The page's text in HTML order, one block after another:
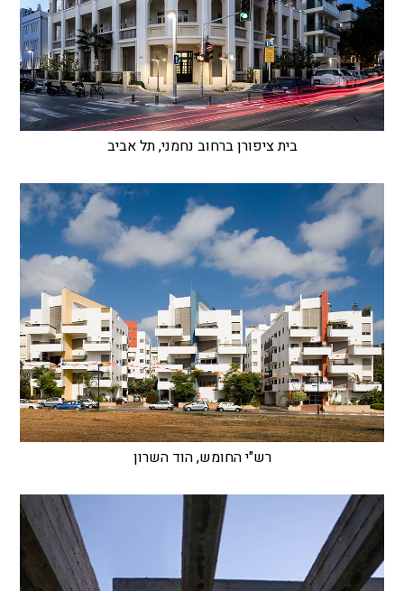
בית ציפורן ברחוב נחמני, תל אביב
רש"י החומש, הוד השרון